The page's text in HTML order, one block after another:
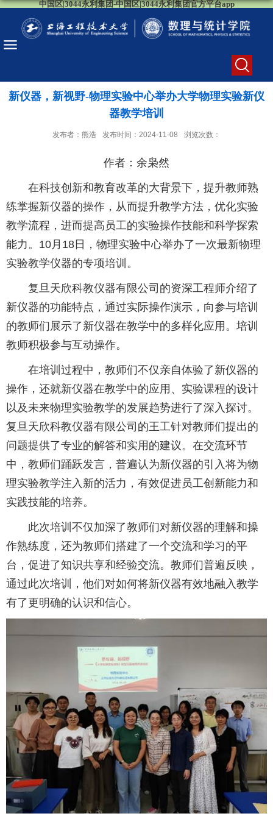
中国区|3044永利集团-中国区|3044永利集团官方平台app
新仪器，新视野-物理实验中心举办大学物理实验新仪
器教学培训
发布者：熊浩 发布时间：2024-11-08 浏览次数：
作者：余枭然
在科技创新和教育改革的大背景下，提升教师熟
练掌握新仪器的操作，从而提升教学方法，优化实验
教学流程，进而提高员工的实验操作技能和科学探索
能力。10月18日，物理实验中心举办了一次最新物理
实验教学仪器的专项培训。
复旦天欣科教仪器有限公司的资深工程师介绍了
新仪器的功能特点，通过实际操作演示，向参与培训
的教师们展示了新仪器在教学中的多样化应用。培训
教师积极参与互动操作。
在培训过程中，教师们不仅亲自体验了新仪器的
操作，还就新仪器在教学中的应用、实验课程的设计
以及未来物理实验教学的发展趋势进行了深入探讨。
复旦天欣科教仪器有限公司的王工针对教师们提出的
问题提供了专业的解答和实用的建议。在交流环节
中，教师们踊跃发言，普遍认为新仪器的引入将为物
理实验教学注入新的活力，有效促进员工创新能力和
实践技能的培养。
此次培训不仅加深了教师们对新仪器的理解和操
作熟练度，还为教师们搭建了一个交流和学习的平
台，促进了知识共享和经验交流。教师们普遍反映，
通过此次培训，他们对如何将新仪器有效地融入教学
有了更明确的认识和信心。